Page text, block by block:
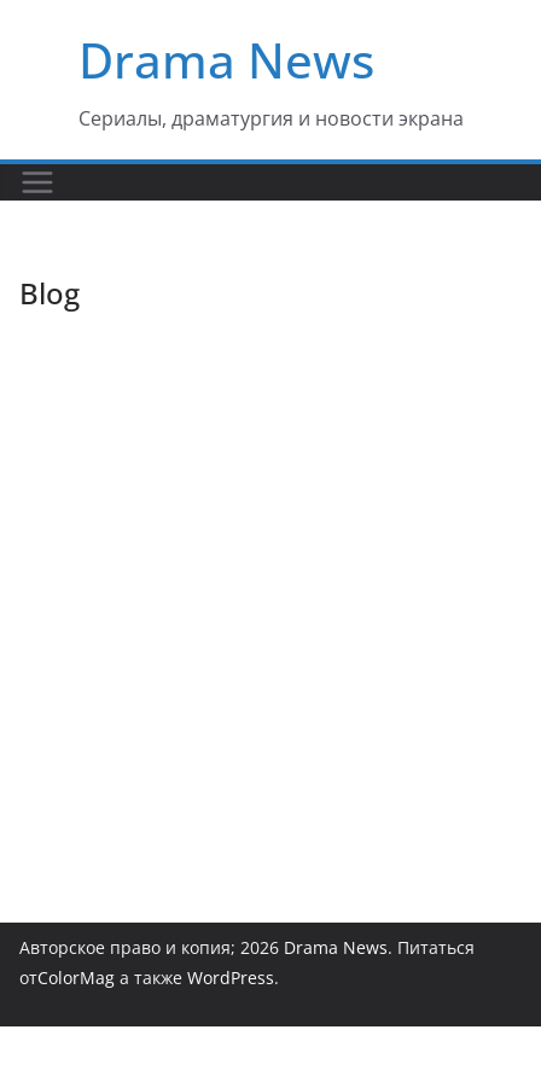
содержимомуDrama News
Сериалы, драматургия и новости экрана
Blog
Авторское право и копия; 2026 Drama News. Питаться
отColorMag а также WordPress.